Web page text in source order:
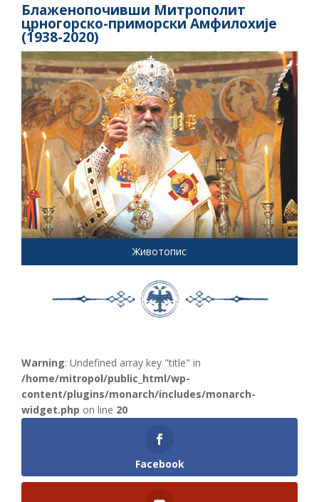
Блаженопочивши Митрополит
црногорско-приморски Амфилохије
(1938-2020)
Животопис
Warning: Undefined array key "title" in
/home/mitropol/public_html/wp-
content/plugins/monarch/includes/monarch-
widget.php on line 20
Facebook